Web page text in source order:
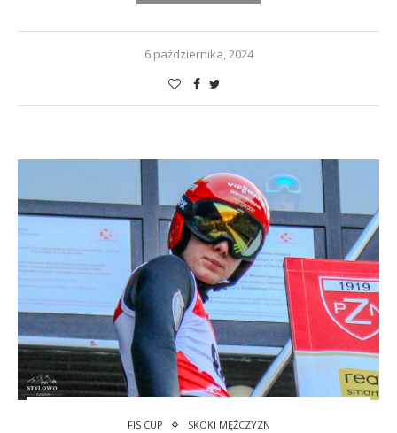
6 października, 2024
FIS CUP SKOKI MĘŻCZYZN